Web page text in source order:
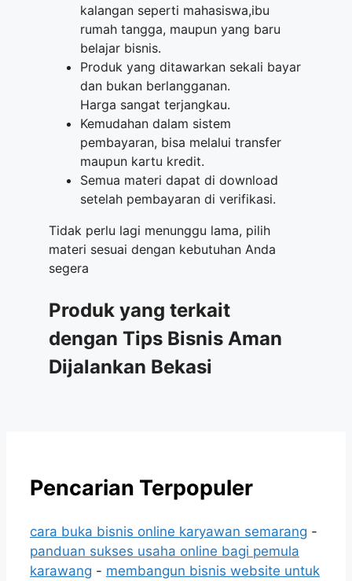
kalangan seperti mahasiswa,ibu
rumah tangga, maupun yang baru
belajar bisnis.
Produk yang ditawarkan sekali bayar
dan bukan berlangganan.
Harga sangat terjangkau.
Kemudahan dalam sistem
pembayaran, bisa melalui transfer
maupun kartu kredit.
Semua materi dapat di download
setelah pembayaran di verifikasi.
Tidak perlu lagi menunggu lama, pilih
materi sesuai dengan kebutuhan Anda
segera
Produk yang terkait
dengan Tips Bisnis Aman
Dijalankan Bekasi
Pencarian Terpopuler
cara buka bisnis online karyawan semarang -
panduan sukses usaha online bagi pemula
karawang - membangun bisnis website untuk